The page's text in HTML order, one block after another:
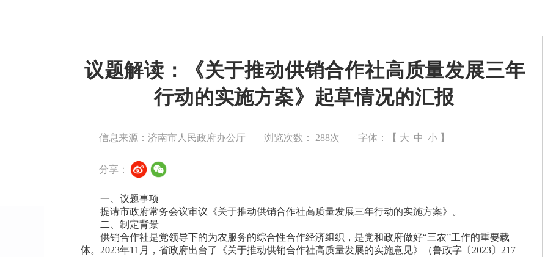
议题解读：《关于推动供销合作社高质量发展三年
行动的实施方案》起草情况的汇报
信息来源：济南市人民政府办公厅 浏览次数： 288次 字体：【 大 中 小 】
分享：
一、议题事项
提请市政府常务会议审议《关于推动供销合作社高质量发展三年行动的实施方案》。
二、制定背景
供销合作社是党领导下的为农服务的综合性合作经济组织，是党和政府做好“三农”工作的重要载
体。2023年11月，省政府出台了《关于推动供销合作社高质量发展的实施意见》（鲁政字〔2023〕217